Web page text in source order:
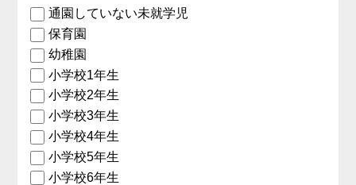
通園していない未就学児
保育園
幼稚園
小学校1年生
小学校2年生
小学校3年生
小学校4年生
小学校5年生
小学校6年生